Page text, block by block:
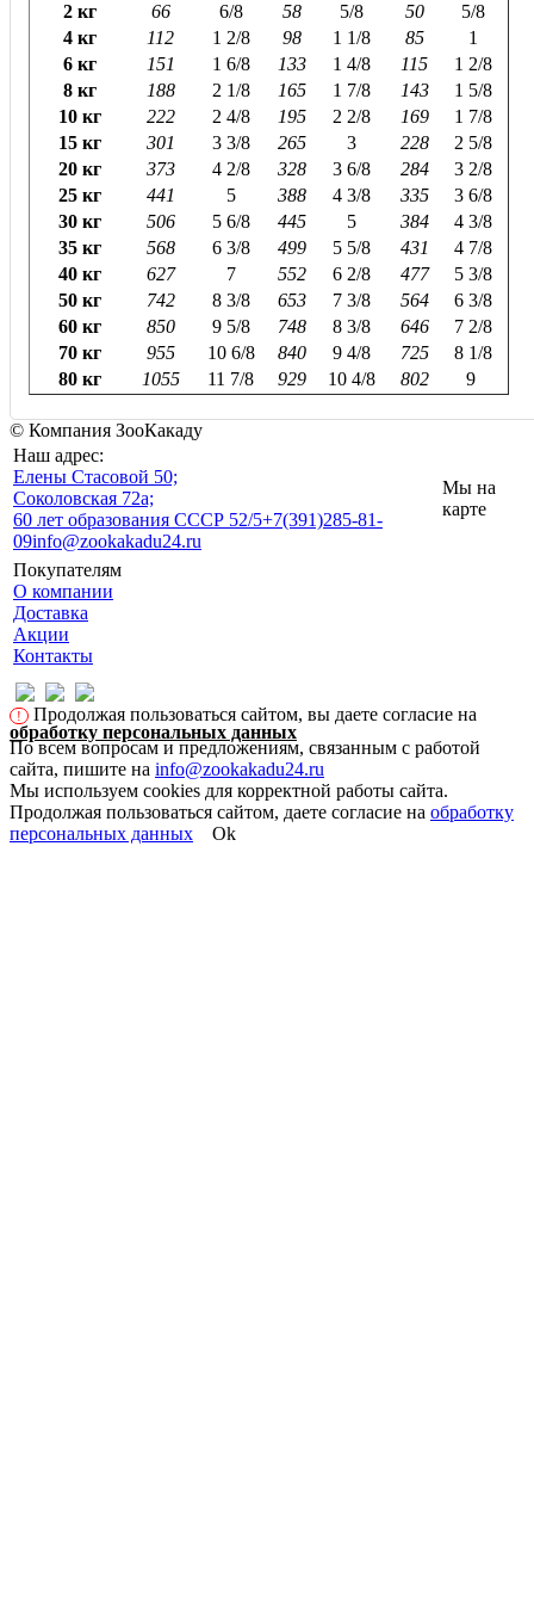
2 кг
66 6/8 58 5/8 50
5/8
4 кг
112 1 2/8 98 1 1/8 85
1
6 кг
151 1 6/8 133 1 4/8 115
1 2/8
8 кг
188 2 1/8 165 1 7/8 143
1 5/8
10 кг
222 2 4/8 195 2 2/8 169
1 7/8
15 кг
301 3 3/8 265 3 228
2 5/8
20 кг
373 4 2/8 328 3 6/8 284
3 2/8
25 кг
441 5 388 4 3/8 335
3 6/8
30 кг
506 5 6/8 445 5 384
4 3/8
35 кг
568 6 3/8 499 5 5/8 431
4 7/8
40 кг
627 7 552 6 2/8 477
5 3/8
50 кг
742 8 3/8 653 7 3/8 564
6 3/8
60 кг
850 9 5/8 748 8 3/8 646
7 2/8
70 кг
955 10 6/8 840 9 4/8 725
8 1/8
80 кг
1055 11 7/8 929 10 4/8 802 9
© Компания ЗооКакаду
Наш адрес:
Eлены Стасовой 50;
Соколовская 72а;
60 лет образования СССР 52/5+7(391)285-81-
09info@zookakadu24.ru
Мы на
карте
Покупателям
О компании
Доставка
Акции
Контакты
!
Продолжая пользоваться сайтом, вы даете согласие на
обработку персональных данных
По всем вопросам и предложениям, связанным с работой
сайта, пишите на info@zookakadu24.ru
Мы используем cookies для корректной работы сайта.
Продолжая пользоваться сайтом, даете согласие на обработку
персональных данных
Ok